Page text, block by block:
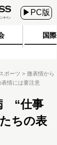
▶PC版
国際
ポーツ
微表情から
情には要注意
“仕事
ちの表